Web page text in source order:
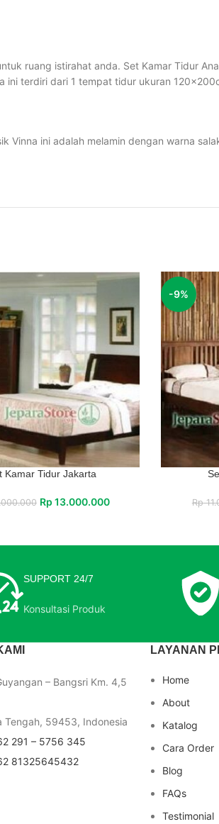
ruang istirahat anda. Set Kamar Tidur
ini terdiri dari 1 tempat tidur ukuran
Vinna ini adalah melamin dengan warna
Kamar Tidur Jakarta
Rp 13.000.000
-9%
Rp
SUPPORT 24/7
Konsultasi Produk
– Bangsri Km. 4,5
Tengah, 59453, Indonesia
291 – 5756 345
81325645432
LAYANAN
Home
About
Katalog
Cara Order
Blog
FAQs
Testimonial